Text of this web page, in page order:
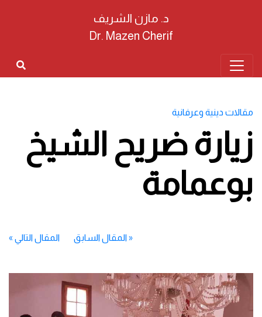
د. مازن الشريف
Dr. Mazen Cherif
مقالات دينية وعرفانية
زيارة ضريح الشيخ
بوعمامة
«المقال السابق المقال التالي »